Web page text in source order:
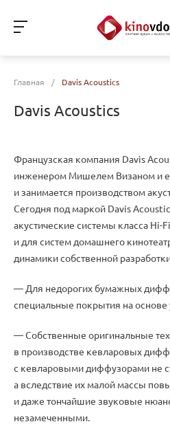
Главная / Davis Acoustics
Davis Acoustics
Французская компания Davis
инженером Мишелем Визаном и
и занимается производством
Сегодня под маркой Davis
акустические системы класса Hi-Fi
и для систем домашнего
динамики собственной
— Для недорогих бумажных
специальные покрытия на основе
— Собственные оригинальные
в производстве кевларовых
с кевларовыми диффузорами не
а вследствие их малой массы
и даже тончайшие звуковые
незамеченными.